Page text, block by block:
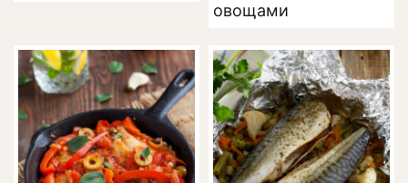
овощами